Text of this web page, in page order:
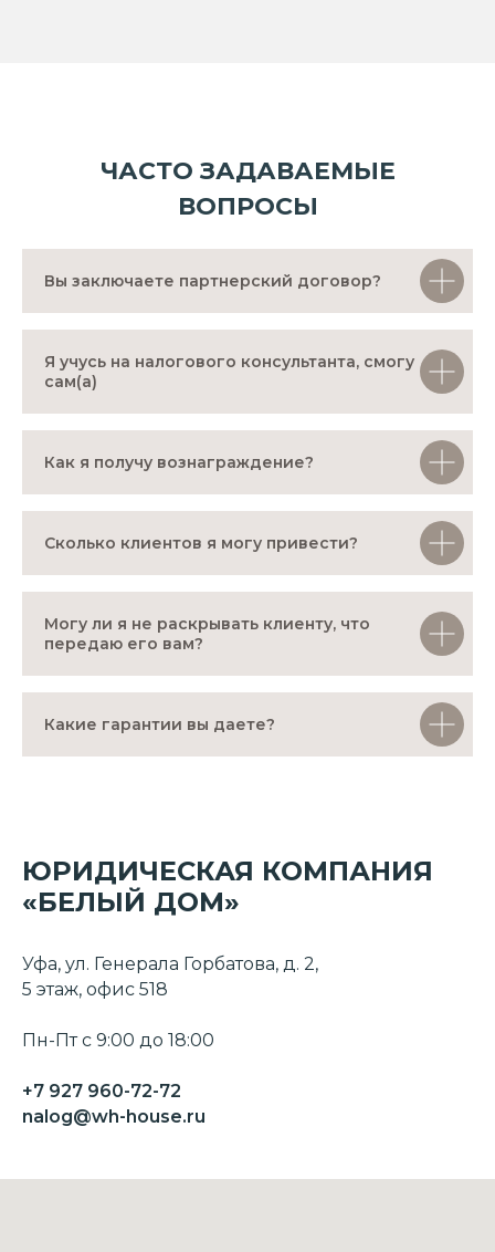
ЧАСТО ЗАДАВАЕМЫЕ
ВОПРОСЫ
Вы заключаете партнерский договор?
Я учусь на налогового консультанта, смогу
сам(а)
Как я получу вознаграждение?
Сколько клиентов я могу привести?
Могу ли я не раскрывать клиенту, что
передаю его вам?
Какие гарантии вы даете?
ЮРИДИЧЕСКАЯ КОМПАНИЯ
«БЕЛЫЙ ДОМ»
Уфа, ул. Генерала Горбатова, д. 2,
5 этаж, офис 518
Пн-Пт с 9:00 до 18:00
+7 927 960-72-72
nalog@wh-house.ru